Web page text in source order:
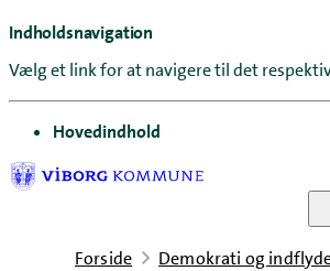
Indholdsnavigation
Vælg et link for at navigere til det
gå til
Hovedindhold
Forside Demokrati og